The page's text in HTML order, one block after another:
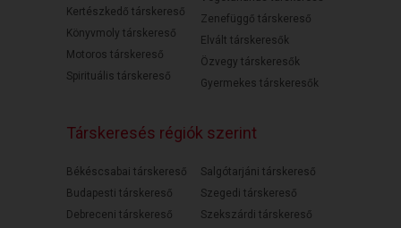
Kertészkedő társkereső
Könyvmoly társkereső
Motoros társkereső
Spirituális társkereső
Zenefüggő társkereső
Elvált társkeresők
Özvegy társkeresők
Gyermekes társkeresők
Társkeresés régiók szerint
Békéscsabai társkereső
Budapesti társkereső
Debreceni társkereső
Salgótarjáni társkereső
Szegedi társkereső
Szekszárdi társkereső